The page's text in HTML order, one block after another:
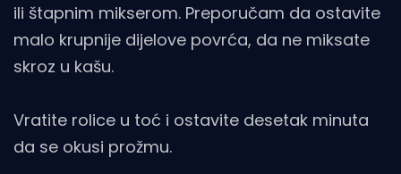
ili štapnim mikserom. Preporučam da ostavite
malo krupnije dijelove povrća, da ne miksate
skroz u kašu.
Vratite rolice u toć i ostavite desetak minuta
da se okusi prožmu.